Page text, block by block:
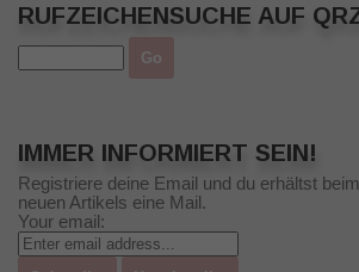
RUFZEICHENSUCHE AUF
IMMER INFORMIERT SEIN!
Registriere deine Email und du erhältst
neuen Artikels eine Mail.
Your email: